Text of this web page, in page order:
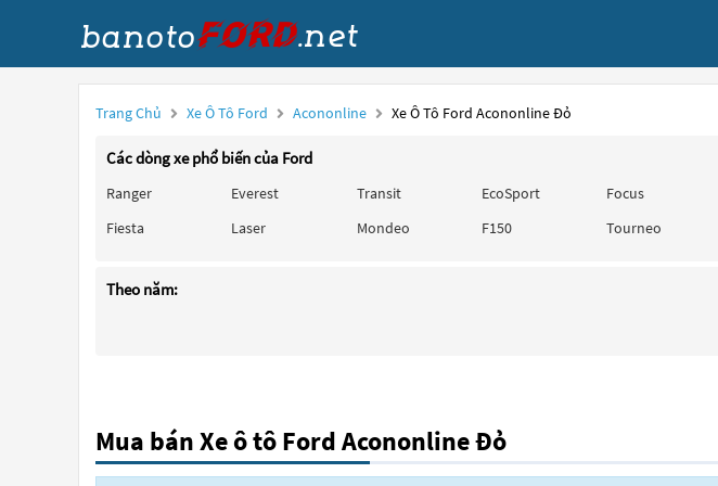
Trang Chủ Xe Ô Tô Ford Acononline Xe Ô Tô Ford Acononline Đỏ
Các dòng xe phổ biến của Ford
Ranger Everest Transit EcoSport Focus
Fiesta
Laser Mondeo F150 Tourneo
Theo năm:
Mua bán Xe ô tô Ford Acononline Đỏ